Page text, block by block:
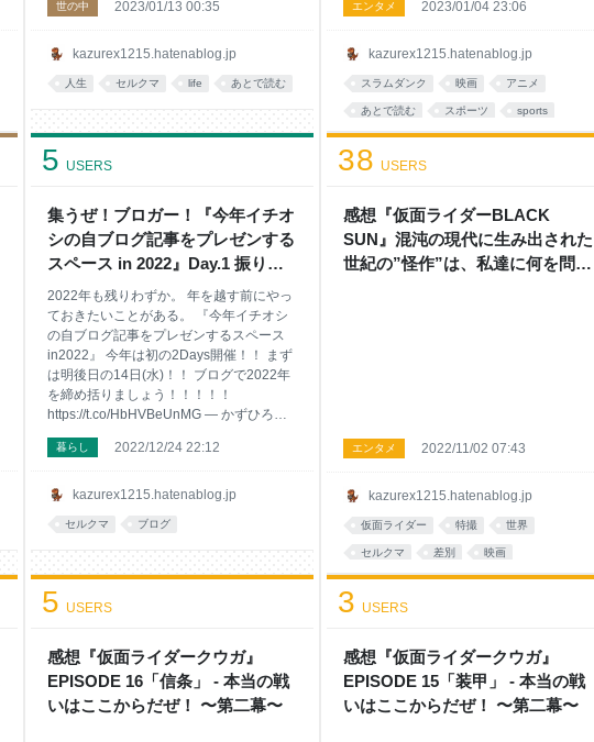
kazurex1215.hatenablog.jp
世の中 2023/01/13 00:35
人生 セルクマ life あとで読む
kazurex1215.hatenablog.jp
エンタメ 2023/01/04 23:06
スラムダンク 映画 アニメ
あとで読む スポーツ sports
感想 人生 バスケ マンガ
集うぜ！ブロガー！『今年イチオ
シの自ブログ記事をプレゼンする
スペース in 2022』Day.1 振り返
りレポート - 本当の戦いはここか
らだぜ！ 〜第二幕〜
5 USERS
kazurex1215.hatenablog.jp
2022年も残りわずか。 年を越す前にやっ
ておきたいことがある。 『今年イチオシ
の自ブログ記事をプレゼンするスペース
in2022』 今年は初の2Days開催！！ まず
は明後日の14日(水)！！ ブログで2022年
を締め括りましょう！！！！！
https://t.co/HbHVBeUnMG — かずひろ
(@kazurex1215) 2022年12月12日 昨年の
12月に突発的な思いつきで始めたブログ
なっているブロガーの方々を中心にご参
ことが出来ました。今年はさてどうしよ
非ともやってほしい！」というありがた
い後押しもあったおかげで、「よっしゃ
やるぞ！！！」と一念発起し開かせて頂
（↑2021年のブログ振り返りスペース
暮らし 2022/12/24 22:12
セルクマ ブログ
感想『仮面ライダーBLACK
SUN』混沌の現代に生み出された
世紀の”怪作”は、私達に何を問う
38 USERS
kazurex1215.hatenablog.jp
エンタメ 2022/11/02 07:43
仮面ライダー 特撮 世界
セルクマ 差別 映画
*あとで読む あとで読む
感想『仮面ライダークウガ』
EPISODE 16「信条」 - 本当の戦
いはここからだぜ！ 〜第二幕〜
5 USERS
感想『仮面ライダークウガ』
EPISODE 15「装甲」 - 本当の戦
いはここからだぜ！ 〜第二幕〜
3 USERS